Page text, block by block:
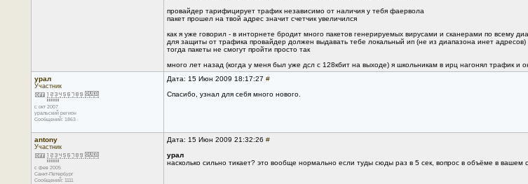
провайдер тарифицирует трафик независимо от наличия у тебя фаервола
пакет прошел на твой адрес значит счетчик увеличился
как я уже говорил - в инторнете бродит много пакетов генерируемых вирусами и сканерами по всему
для защиты от трафика провайдер должен выдавать тебе локальный ип (не из диапазона инет адресов)
тогда пакеты не смогут пройти просто так
много лет назад (когда у меня был уже дсл с 128кбит на выходе) я школьникам в ирц нагонял трафик и
урал
Участник
с окт 2007
уральский регион
Сообщений: 1863
Дата: 15 Июн 2009 18:17:27 #
Спасибо, узнал для себя много нового.
antony
Участник
с фев 2005
Санкт-Петербург
Сообщений: 1111
Дата: 15 Июн 2009 21:32:26 #
урал
насколько сильно тикает? это вообще нормально если туды сюды раз в 5 сек, вопрос в объёме в вашем